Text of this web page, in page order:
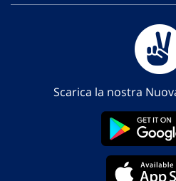
Scarica la nostra